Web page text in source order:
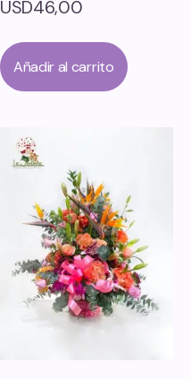
USD46,00
Añadir al carrito